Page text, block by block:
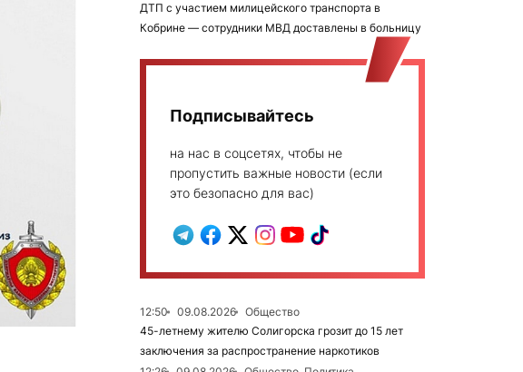
ДТП с участием милицейского транспорта в
Кобрине — сотрудники МВД доставлены в больницу
Подписывайтесь
на нас в соцсетях, чтобы не
пропустить важные новости (если
это безопасно для вас)
12:50 09.08.2026
Общество
45-летнему жителю Солигорска грозит до 15 лет
заключения за распространение наркотиков